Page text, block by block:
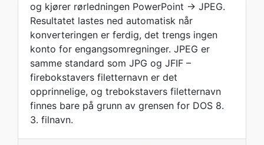
og kjører rørledningen PowerPoint → JPEG.
Resultatet lastes ned automatisk når
konverteringen er ferdig, det trengs ingen
konto for engangsomregninger. JPEG er
samme standard som JPG og JFIF –
firebokstavers filetternavn er det
opprinnelige, og trebokstavers filetternavn
finnes bare på grunn av grensen for DOS 8.
3. filnavn.